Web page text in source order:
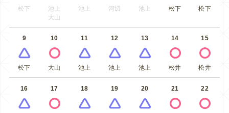
松下
池上
大山
池上 河辺 池上 松下 松下
9
松下
10
大山
11
池上
12
池上
13
池上
14
松井
15
松井
16 17 18 19 20 21 22